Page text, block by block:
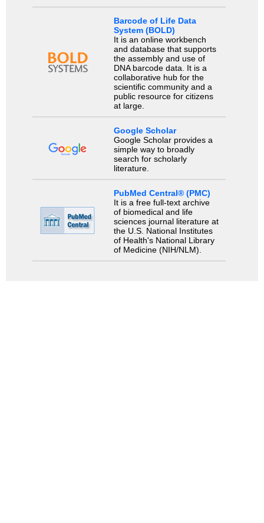
Barcode of Life Data
System (BOLD)
It is an online workbench
and database that supports
the assembly and use of
DNA barcode data. It is a
collaborative hub for the
scientific community and a
public resource for citizens
at large.
Google Scholar
Google Scholar provides a
simple way to broadly
search for scholarly
literature.
PubMed Central® (PMC)
It is a free full-text archive
of biomedical and life
sciences journal literature at
the U.S. National Institutes
of Health's National Library
of Medicine (NIH/NLM).